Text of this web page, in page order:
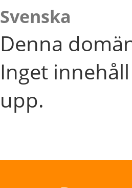
Svenska
Denna
Inget
upp.